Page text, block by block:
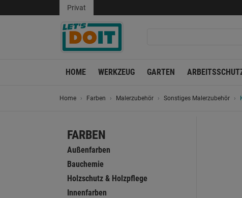
Privat
HOME WERKZEUG GARTEN
Home Farben Malerzubehör Sonstiges Malerzubehör
FARBEN
Außenfarben
Bauchemie
Holzschutz & Holzpflege
Innenfarben